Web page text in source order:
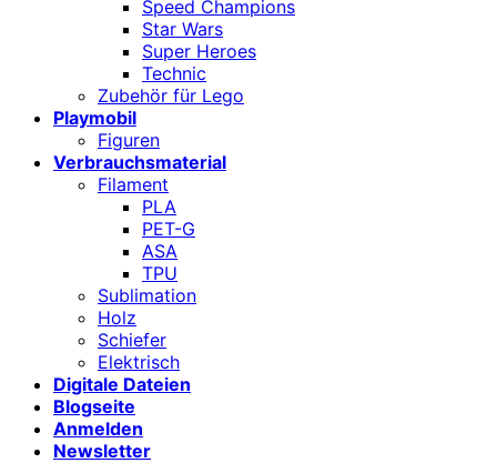
Speed Champions
Star Wars
Super Heroes
Technic
Zubehör für Lego
Playmobil
Figuren
Verbrauchsmaterial
Filament
PLA
PET-G
ASA
TPU
Sublimation
Holz
Schiefer
Elektrisch
Digitale Dateien
Blogseite
Anmelden
Newsletter